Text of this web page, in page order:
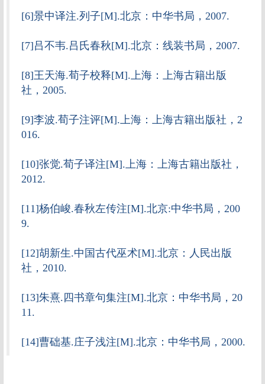
[6]景中译注.列子[M].北京：中华书局，2007.
[7]吕不韦.吕氏春秋[M].北京：线装书局，2007.
[8]王天海.荀子校释[M].上海：上海古籍出版
社，2005.
[9]李波.荀子注评[M].上海：上海古籍出版社，2
016.
[10]张觉.荀子译注[M].上海：上海古籍出版社，
2012.
[11]杨伯峻.春秋左传注[M].北京:中华书局，200
9.
[12]胡新生.中国古代巫术[M].北京：人民出版
社，2010.
[13]朱熹.四书章句集注[M].北京：中华书局，20
11.
[14]曹础基.庄子浅注[M].北京：中华书局，2000.